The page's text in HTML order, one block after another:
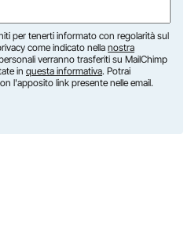
per tenerti informato con regolarità sul
come indicato nella nostra
verranno trasferiti su MailChimp
in questa informativa. Potrai
l'apposito link presente nelle email.